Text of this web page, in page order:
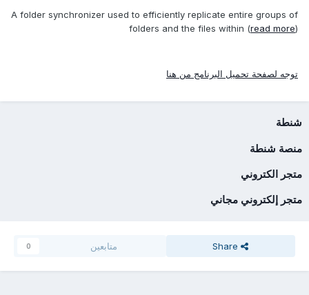
A folder synchronizer used to efficiently replicate entire groups of
folders and the files within (read more
توجه لصفحة تحميل البرنامج من هنا
شنطة
منصة شنطة
متجر الكتروني
متجر إلكتروني مجاني
Share متابعين 0